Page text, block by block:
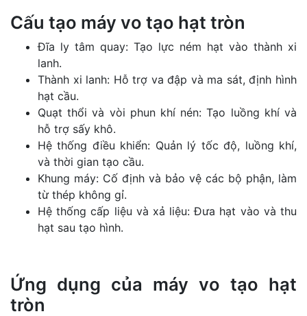
Cấu tạo máy vo tạo hạt tròn
Đĩa ly tâm quay: Tạo lực ném hạt vào thành xi
lanh.
Thành xi lanh: Hỗ trợ va đập và ma sát, định hình
hạt cầu.
Quạt thổi và vòi phun khí nén: Tạo luồng khí và
hỗ trợ sấy khô.
Hệ thống điều khiển: Quản lý tốc độ, luồng khí,
và thời gian tạo cầu.
Khung máy: Cố định và bảo vệ các bộ phận, làm
từ thép không gỉ.
Hệ thống cấp liệu và xả liệu: Đưa hạt vào và thu
hạt sau tạo hình.
Ứng dụng của máy vo tạo hạt
tròn